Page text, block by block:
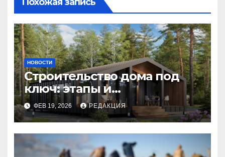
Похожая запись
НОВОСТИ
Строительство дома под
ключ: этапы и
планирование бюджета
ФЕВ 19, 2026 РЕДАКЦИЯ